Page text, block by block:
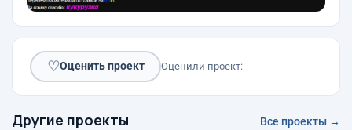
♡Оценить проект Оценили проект:
Другие проекты Все проекты →